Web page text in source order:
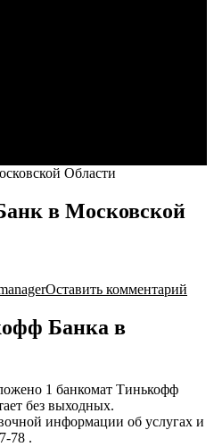
в Московской
Оставить комментарий
Банка в
1 банкомат Тинькофф
без выходных.
информации об услугах и
78 .